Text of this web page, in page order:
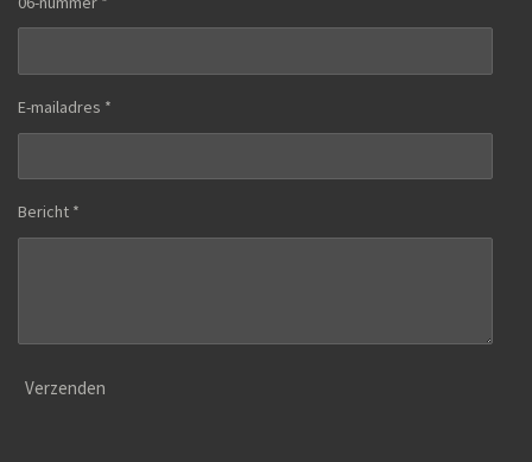
E-mailadres *
Bericht *
Verzenden